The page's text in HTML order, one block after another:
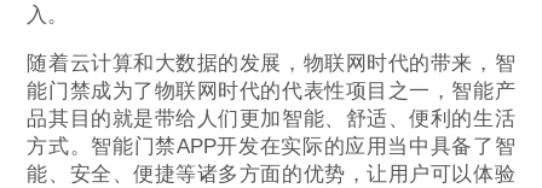
入。
随着云计算和大数据的发展，物联网时代的带来，智
能门禁成为了物联网时代的代表性项目之一，智能产
品其目的就是带给人们更加智能、舒适、便利的生活
方式。智能门禁APP开发在实际的应用当中具备了智
能、安全、便捷等诸多方面的优势，让用户可以体验